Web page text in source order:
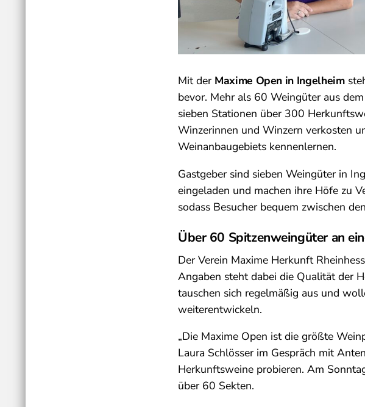
Mit der Maxime Open in Ingelheim
bevor. Mehr als 60 Weingüter aus
sieben Stationen über 300
Winzerinnen und Winzern verkosten
Weinanbaugebiets kennenlernen.
Gastgeber sind sieben Weingüter in
eingeladen und machen ihre Höfe zu
sodass Besucher bequem zwischen
Über 60 Spitzenweingüter an
Der Verein Maxime Herkunft
Angaben steht dabei die Qualität der
tauschen sich regelmäßig aus und
weiterentwickeln.
„Die Maxime Open ist die größte
Laura Schlösser im Gespräch mit
Herkunftsweine probieren. Am
über 60 Sekten.